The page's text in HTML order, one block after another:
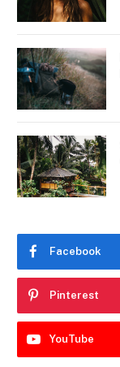
Facebook
Pinterest
YouTube